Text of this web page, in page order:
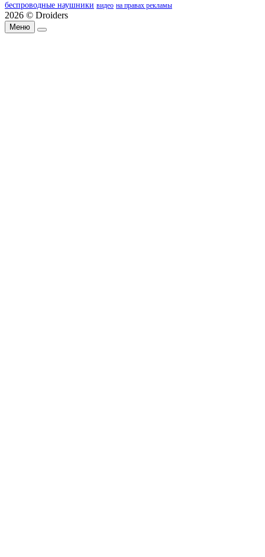
беспроводные наушники видео на правах рекламы
2026 © Droiders
Меню